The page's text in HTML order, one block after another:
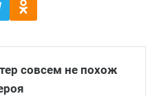
совсем не похож